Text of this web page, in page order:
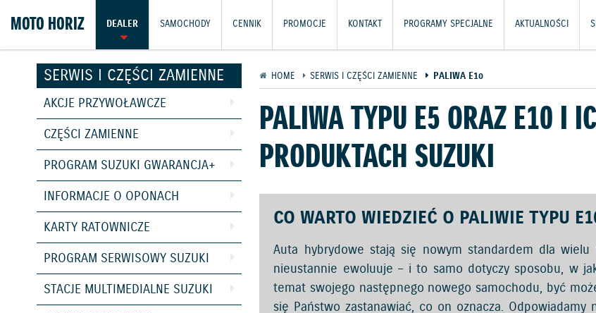
MOTO HORIZ DEALER SAMOCHODY CENNIK PROMOCJE KONTAKT PROGRAMY SPECJALNE AKTUALNOŚCI
SERWIS I CZĘŚCI ZAMIENNE
AKCJE PRZYWOŁAWCZE
CZĘŚCI ZAMIENNE
PROGRAM SUZUKI GWARANCJA+
INFORMACJE O OPONACH
KARTY RATOWNICZE
PROGRAM SERWISOWY SUZUKI
STACJE MULTIMEDIALNE SUZUKI
HOME SERWIS I CZĘŚCI ZAMIENNE PALIWA E10
PALIWA TYPU E5 ORAZ E10 I
PRODUKTACH SUZUKI
CO WARTO WIEDZIEĆ O PALIWIE TYPU
Auta hybrydowe stają się nowym standardem dla
nieustannie ewoluuje – i to samo dotyczy sposobu, w
temat swojego następnego nowego samochodu, być
się Państwo zastanawiać, co on oznacza.